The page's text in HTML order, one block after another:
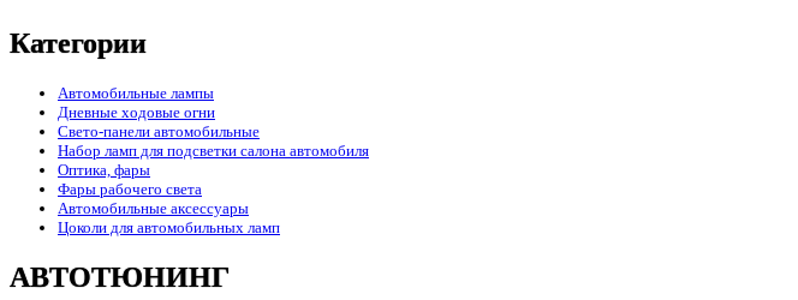
Категории
Автомобильные лампы
Дневные ходовые огни
Свето-панели автомобильные
Набор ламп для подсветки салона автомобиля
Оптика, фары
Фары рабочего света
Автомобильные аксессуары
Цоколи для автомобильных ламп
АВТОТЮНИНГ